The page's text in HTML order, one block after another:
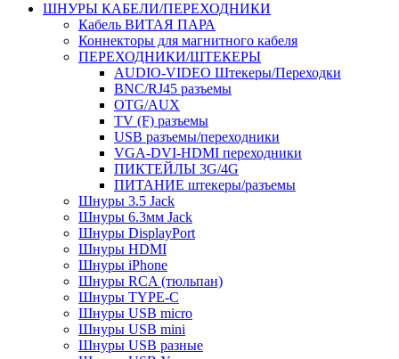
ШНУРЫ КАБЕЛИ/ПЕРЕХОДНИКИ
Кабель ВИТАЯ ПАРА
Коннекторы для магнитного кабеля
ПЕРЕХОДНИКИ/ШТЕКЕРЫ
AUDIO-VIDEO Штекеры/Переходки
BNC/RJ45 разъемы
OTG/AUX
TV (F) разъемы
USB разъемы/переходники
VGA-DVI-HDMI переходники
ПИКТЕЙЛЫ 3G/4G
ПИТАНИЕ штекеры/разъемы
Шнуры 3.5 Jack
Шнуры 6.3мм Jack
Шнуры DisplayPort
Шнуры HDMI
Шнуры iPhone
Шнуры RCA (тюльпан)
Шнуры TYPE-C
Шнуры USB micro
Шнуры USB mini
Шнуры USB разные